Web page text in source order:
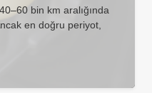
bin km aralığında
en doğru periyot,